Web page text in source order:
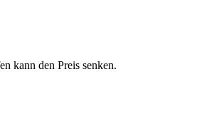
kann den Preis senken.